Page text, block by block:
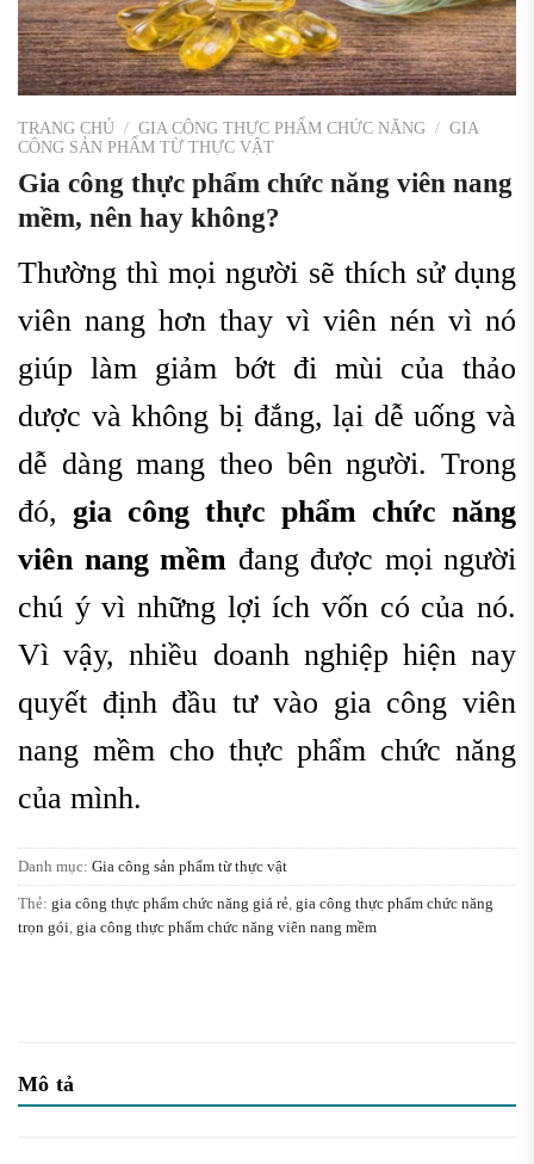
TRANG CHỦ / GIA CÔNG THỰC PHẨM CHỨC NĂNG / GIA
CÔNG SẢN PHẨM TỪ THỰC VẬT
Gia công thực phẩm chức năng viên nang
mềm, nên hay không?
Thường thì mọi người sẽ thích sử dụng
viên nang hơn thay vì viên nén vì nó
giúp làm giảm bớt đi mùi của thảo
dược và không bị đắng, lại dễ uống và
dễ dàng mang theo bên người. Trong
đó, gia công thực phẩm chức năng
viên nang mềm đang được mọi người
chú ý vì những lợi ích vốn có của nó.
Vì vậy, nhiều doanh nghiệp hiện nay
quyết định đầu tư vào gia công viên
nang mềm cho thực phẩm chức năng
của mình.
Danh mục: Gia công sản phẩm từ thực vật
Thẻ: gia công thực phẩm chức năng giá rẻ gia công thực phẩm chức năng
trọn gói gia công thực phẩm chức năng viên nang mềm
Mô tả